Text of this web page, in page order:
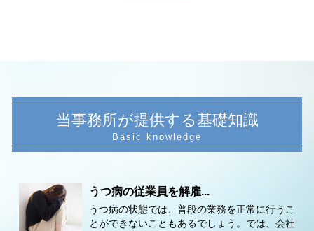
当事務所が提供する基礎知識
うつ病の従業員を解雇...
うつ病の状態では、普段の業務を正常に行うこ
とができないこともあるでしょう。では、会社